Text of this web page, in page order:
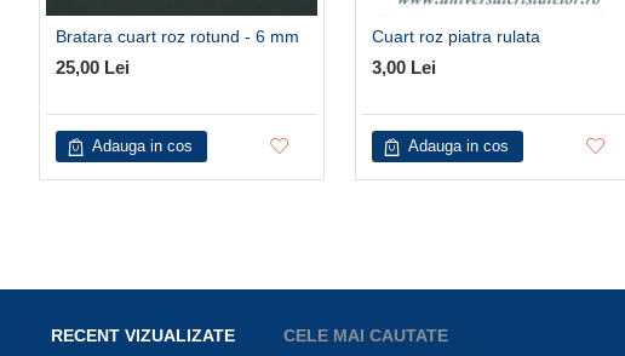
Bratara cuart roz rotund - 6 mm
25,00 Lei
Adauga in cos
Cuart roz piatra rulata
3,00 Lei
Adauga in cos
RECENT VIZUALIZATE CELE MAI CAUTATE